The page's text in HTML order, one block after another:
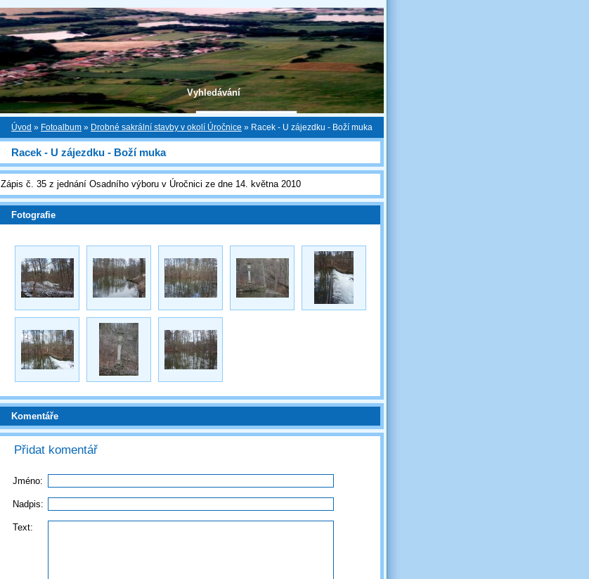
Vyhledávání
Úvod » Fotoalbum » Drobné sakrální stavby v okolí Úročnice » Racek - U zájezdku - Boží muka
Racek - U zájezdku - Boží muka
Zápis č. 35 z jednání Osadního výboru v Úročnici ze dne 14. května 2010
Fotografie
Komentáře
Přidat komentář
Jméno:
Nadpis:
Text: